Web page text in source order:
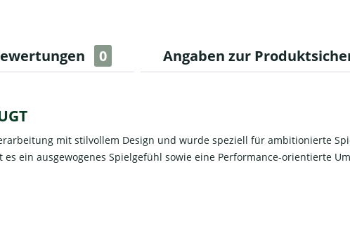
0 Angaben zur
mit stilvollem Design und wurde speziell für ambitionierte
ein ausgewogenes Spielgefühl sowie eine Performance-orientierte